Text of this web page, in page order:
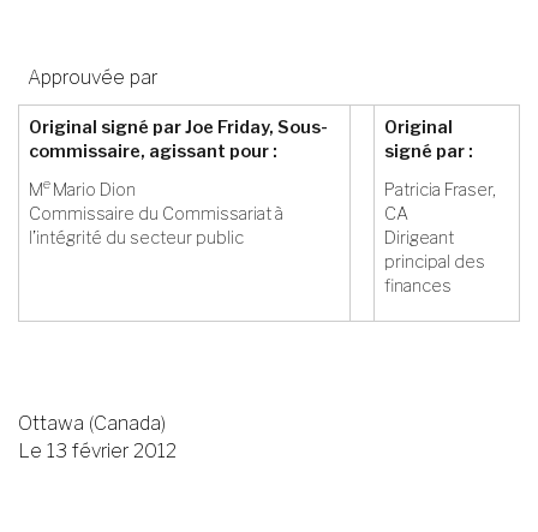
Approuvée par
Original signé par Joe Friday, Sous-
commissaire, agissant pour :
Me Mario Dion
Commissaire du Commissariat à
l’intégrité du secteur public
Original
signé par :
Patricia Fraser,
CA
Dirigeant
principal des
finances
Ottawa (Canada)
Le 13 février 2012